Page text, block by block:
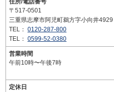
住所/電話番号
〒517-0501
三重県志摩市阿児町鵜方字小向井4929
TEL： 0120-287-800
TEL： 0599-52-0380
営業時間
午前10時〜午後7時
定休日